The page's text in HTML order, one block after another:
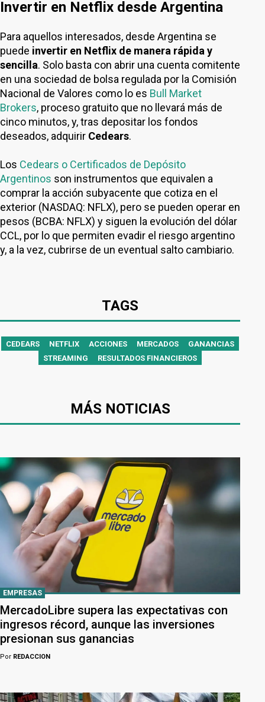
Invertir en Netflix desde Argentina
Para aquellos interesados, desde Argentina se
puede invertir en Netflix de manera rápida y
sencilla. Solo basta con abrir una cuenta comitente
en una sociedad de bolsa regulada por la Comisión
Nacional de Valores como lo es Bull Market
Brokers, proceso gratuito que no llevará más de
cinco minutos, y, tras depositar los fondos
deseados, adquirir Cedears.
Los Cedears o Certificados de Depósito
Argentinos son instrumentos que equivalen a
comprar la acción subyacente que cotiza en el
exterior (NASDAQ: NFLX), pero se pueden operar en
pesos (BCBA: NFLX) y siguen la evolución del dólar
CCL, por lo que permiten evadir el riesgo argentino
y, a la vez, cubrirse de un eventual salto cambiario.
TAGS
CEDEARS NETFLIX ACCIONES MERCADOS
GANANCIAS
STREAMING
RESULTADOS FINANCIEROS
MÁS NOTICIAS
EMPRESAS
MercadoLibre supera las expectativas con
ingresos récord, aunque las inversiones
presionan sus ganancias
Por REDACCION